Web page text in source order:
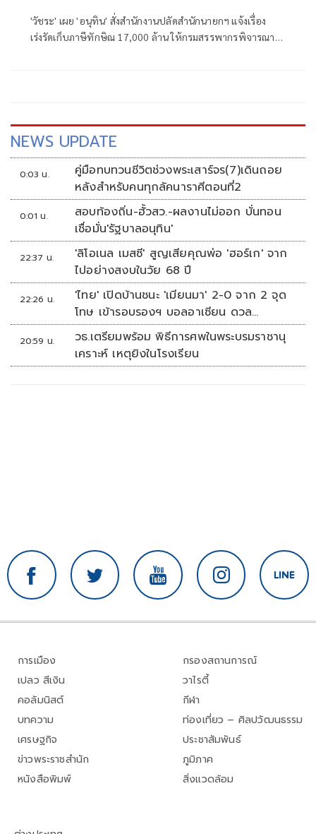
'วัชระ' เผย 'อนุทิน' สั่งสำนักงานปลัดสำนักนายกฯ แจ้งเรื่อง
เร่งรัดเก็บภาษีทักษิณ 17,000 ล้าน ให้กรมสรรพากรพิจารณา
NEWS UPDATE
0:03 น.
คู่มือทบทวนชีวิตช่วงพระเสาร์จร(7)เดินถอย
หลังสำหรับคนทุกลัคนาราศีตอนที่2
0:01 น.
สอบท้องถิ่น-ฮั้วสว.-ผลงานไม่ออก บั่นทอน
เชื่อมั่น'รัฐบาลอนุทิน'
22:37 น.
'ลิโอเนล เมสซี' สูญเสียคุณพ่อ 'ฮอร์เก' จาก
ไปอย่างสงบในวัย 68 ปี
22:26 น.
'ไทย' เปิดบ้านชนะ 'เมียนมา' 2-0 จาก 2 จุด
โทษ เข้ารอบรองฯ บอลอาเซียน ดวล
'สิงคโปร์'
20:59 น.
วธ.เตรียมพร้อม พิธีการศพในพระบรมราชานุ
เคราะห์ เหตุยิงในโรงเรียน
การเมือง
เปลว สีเงิน
คอลัมนิสต์
บทความ
เศรษฐกิจ
ข่าวพระราชสำนัก
หนังสือพิมพ์
กรองสถานการณ์
วาไรตี้
กีฬา
ท่องเที่ยว – ศิลปวัฒนธรรม
ประชาสัมพันธ์
ภูมิภาค
สิ่งแวดล้อม